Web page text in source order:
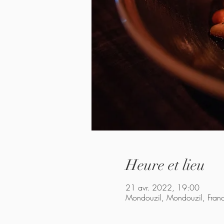
Heure et lieu
21 avr. 2022, 19:00
Mondouzil, Mondouzil,